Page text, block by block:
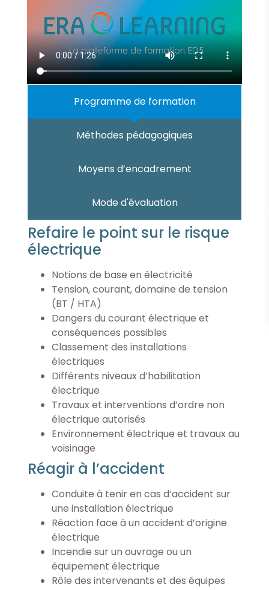
Programme de formation
Méthodes pédagogiques
Moyens d’encadrement
Mode d'évaluation
Refaire le point sur le risque
électrique
Notions de base en électricité
Tension, courant, domaine de tension
(BT / HTA)
Dangers du courant électrique et
conséquences possibles
Classement des installations
électriques
Différents niveaux d’habilitation
électrique
Travaux et interventions d’ordre non
électrique autorisés
Environnement électrique et travaux au
voisinage
Réagir à l’accident
Conduite à tenir en cas d’accident sur
une installation électrique
Réaction face à un accident d’origine
électrique
Incendie sur un ouvrage ou un
équipement électrique
Rôle des intervenants et des équipes